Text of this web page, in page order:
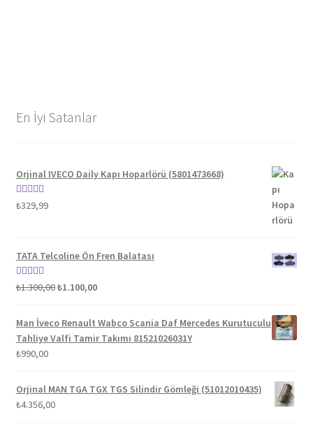
En İyi Satanlar
Orjinal IVECO Daily Kapı Hoparlörü (5801473668)
5 üzerinden
₺329,99
TATA Telcoline Ön Fren Balatası
5 üzerinden
₺1.300,00Orijinal
₺1.300,00.
₺1.100,00Şu
fiyat:
₺1.100,00.
Man İveco Renault Wabco Scania Daf Mercedes Kurutuculu
Tahliye Valfi Tamir Takımı 81521026031Y
₺990,00
Orjinal MAN TGA TGX TGS Silindir Gömleği (51012010435)
₺4.356,00